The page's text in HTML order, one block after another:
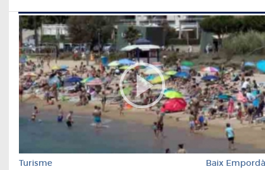
Turisme Baix Empordà